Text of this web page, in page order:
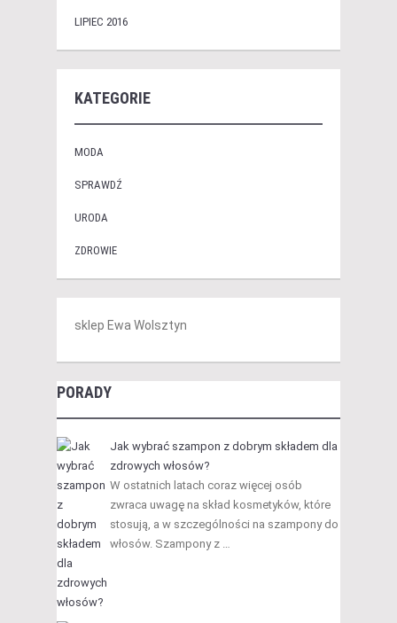
LIPIEC 2016
KATEGORIE
MODA
SPRAWDŹ
URODA
ZDROWIE
sklep Ewa Wolsztyn
PORADY
Jak wybrać szampon z dobrym składem dla
zdrowych włosów?
W ostatnich latach coraz więcej osób
zwraca uwagę na skład kosmetyków, które
stosują, a w szczególności na szampony do
włosów. Szampony z …